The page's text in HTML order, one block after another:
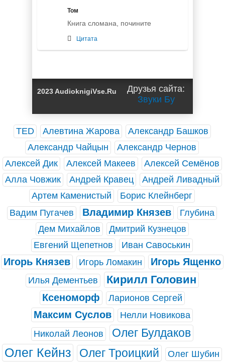
Том
Книга сломана, почините
Цитата
2023 AudioknigiVse.Ru
Друзья сайта:
Звуки Бу
TED Алевтина Жарова
Александр Башков
Александр Чайцын
Александр Чернов
Алексей Дик
Алексей Макеев
Алексей Семёнов
Алла Човжик
Андрей Кравец
Андрей Ливадный
Артем Каменистый
Борис Клейнберг
Вадим Пугачев
Владимир Князев
Глубина
Дем Михайлов
Дмитрий Кузнецов
Евгений Щепетнов
Иван Савоськин
Игорь Князев Игорь Ломакин Игорь Ященко
Илья Дементьев Кирилл Головин
Ксеноморф Ларионов Сергей
Максим Суслов
Нелли Новикова
Николай Леонов
Олег Булдаков
Олег Кейнз Олег Троицкий Олег Шубин